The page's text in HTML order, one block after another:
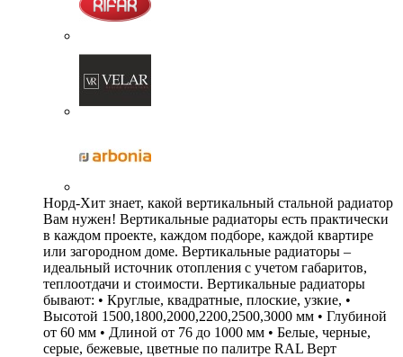
Норд-Хит знает, какой вертикальный стальной радиатор
Вам нужен! Вертикальные радиаторы есть практически
в каждом проекте, каждом подборе, каждой квартире
или загородном доме. Вертикальные радиаторы –
идеальный источник отопления с учетом габаритов,
теплоотдачи и стоимости. Вертикальные радиаторы
бывают: • Круглые, квадратные, плоские, узкие, •
Высотой 1500,1800,2000,2200,2500,3000 мм • Глубиной
от 60 мм • Длиной от 76 до 1000 мм • Белые, черные,
серые, бежевые, цветные по палитре RAL Верт